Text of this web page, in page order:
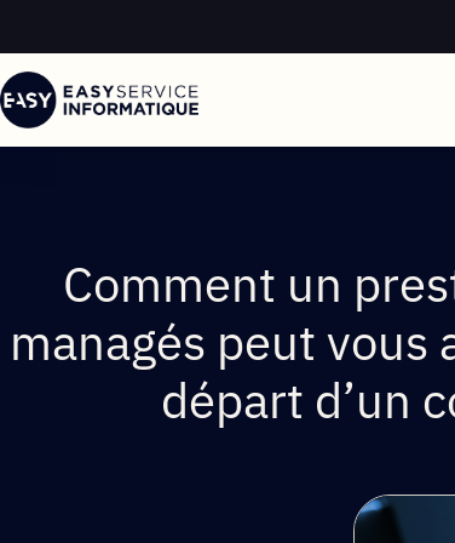
Comment un
managés peut vous
départ d’un